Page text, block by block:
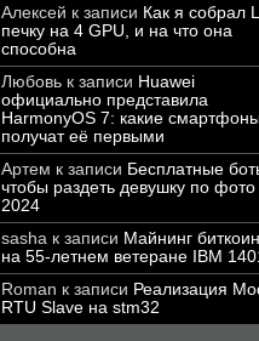
Алексей к записи Как я собрал
печку на 4 GPU, и на что она
способна
Любовь к записи Huawei
официально представила
HarmonyOS 7: какие
получат её первыми
Артем к записи Бесплатные
чтобы раздеть девушку по фото
2024
sasha к записи Майнинг
на 55-летнем ветеране IBM
Roman к записи Реализация
RTU Slave на stm32